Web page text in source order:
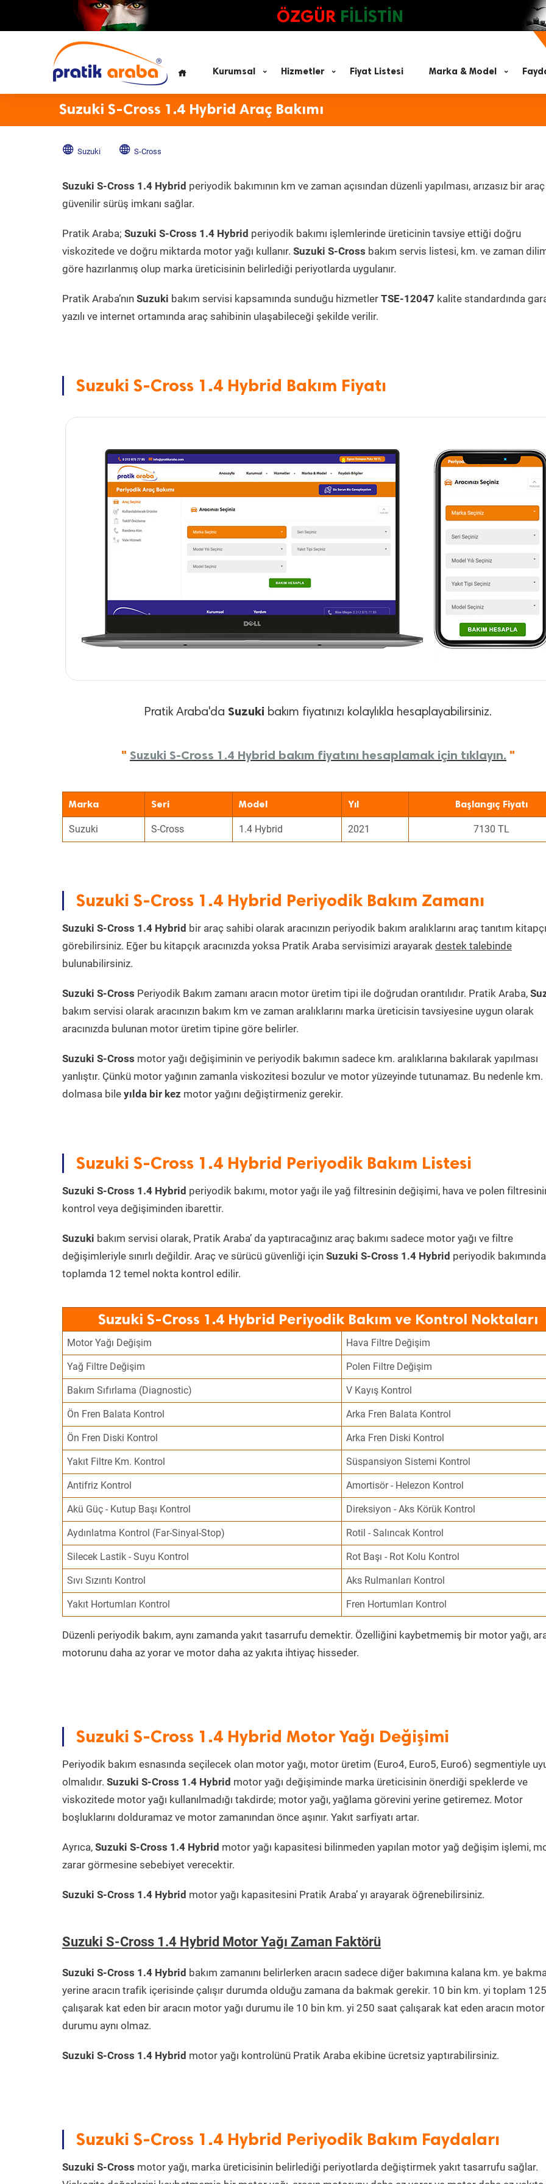
ÖZGÜR FİLİSTİN
Kurumsal Hizmetler Fiyat Listesi Marka & Model
Suzuki S-Cross 1.4 Hybrid Araç Bakımı
Suzuki S-Cross
Suzuki S-Cross 1.4 Hybrid periyodik bakımının km ve zaman açısından düzenli yapılması, arızasız bir
güvenilir sürüş imkanı sağlar.
Pratik Araba; Suzuki S-Cross 1.4 Hybrid periyodik bakımı işlemlerinde üreticinin tavsiye ettiği doğru
viskozitede ve doğru miktarda motor yağı kullanır. Suzuki S-Cross bakım servis listesi, km. ve zaman
göre hazırlanmış olup marka üreticisinin belirlediği periyotlarda uygulanır.
Pratik Araba’nın Suzuki bakım servisi kapsamında sunduğu hizmetler TSE-12047 kalite standardında
yazılı ve internet ortamında araç sahibinin ulaşabileceği şekilde verilir.
Suzuki S-Cross 1.4 Hybrid Bakım Fiyatı
Pratik Araba'da Suzuki bakım fiyatınızı kolaylıkla hesaplayabilirsiniz.
" Suzuki S-Cross 1.4 Hybrid bakım fiyatını hesaplamak için tıklayın. "
Marka Seri Model Yıl Başlangıç Fiyatı
Suzuki S-Cross 1.4 Hybrid 2021 7130 TL
Suzuki S-Cross 1.4 Hybrid Periyodik Bakım Zamanı
Suzuki S-Cross 1.4 Hybrid bir araç sahibi olarak aracınızın periyodik bakım aralıklarını araç tanıtım
görebilirsiniz. Eğer bu kitapçık aracınızda yoksa Pratik Araba servisimizi arayarak destek talebinde
bulunabilirsiniz.
Suzuki S-Cross Periyodik Bakım zamanı aracın motor üretim tipi ile doğrudan orantılıdır. Pratik Araba,
bakım servisi olarak aracınızın bakım km ve zaman aralıklarını marka üreticisin tavsiyesine uygun olarak
aracınızda bulunan motor üretim tipine göre belirler.
Suzuki S-Cross motor yağı değişiminin ve periyodik bakımın sadece km. aralıklarına bakılarak yapılması
yanlıştır. Çünkü motor yağının zamanla viskozitesi bozulur ve motor yüzeyinde tutunamaz. Bu nedenle
dolmasa bile yılda bir kez motor yağını değiştirmeniz gerekir.
Suzuki S-Cross 1.4 Hybrid Periyodik Bakım Listesi
Suzuki S-Cross 1.4 Hybrid periyodik bakımı, motor yağı ile yağ filtresinin değişimi, hava ve polen
kontrol veya değişiminden ibarettir.
Suzuki bakım servisi olarak, Pratik Araba’ da yaptıracağınız araç bakımı sadece motor yağı ve filtre
değişimleriyle sınırlı değildir. Araç ve sürücü güvenliği için Suzuki S-Cross 1.4 Hybrid periyodik bakımında
toplamda 12 temel nokta kontrol edilir.
Suzuki S-Cross 1.4 Hybrid Periyodik Bakım ve Kontrol Noktaları
Motor Yağı Değişim Hava Filtre Değişim
Yağ Filtre Değişim Polen Filtre Değişim
Bakım Sıfırlama (Diagnostic) V Kayış Kontrol
Ön Fren Balata Kontrol Arka Fren Balata Kontrol
Ön Fren Diski Kontrol Arka Fren Diski Kontrol
Yakıt Filtre Km. Kontrol Süspansiyon Sistemi Kontrol
Antifriz Kontrol Amortisör - Helezon Kontrol
Akü Güç - Kutup Başı Kontrol Direksiyon - Aks Körük Kontrol
Aydınlatma Kontrol (Far-Sinyal-Stop) Rotil - Salıncak Kontrol
Silecek Lastik - Suyu Kontrol Rot Başı - Rot Kolu Kontrol
Sıvı Sızıntı Kontrol Aks Rulmanları Kontrol
Yakıt Hortumları Kontrol Fren Hortumları Kontrol
Düzenli periyodik bakım, aynı zamanda yakıt tasarrufu demektir. Özelliğini kaybetmemiş bir motor yağı,
motorunu daha az yorar ve motor daha az yakıta ihtiyaç hisseder.
Suzuki S-Cross 1.4 Hybrid Motor Yağı Değişimi
Periyodik bakım esnasında seçilecek olan motor yağı, motor üretim (Euro4, Euro5, Euro6) segmentiyle
olmalıdır. Suzuki S-Cross 1.4 Hybrid motor yağı değişiminde marka üreticisinin önerdiği speklerde ve
viskozitede motor yağı kullanılmadığı takdirde; motor yağı, yağlama görevini yerine getiremez. Motor
boşluklarını dolduramaz ve motor zamanından önce aşınır. Yakıt sarfiyatı artar.
Ayrıca, Suzuki S-Cross 1.4 Hybrid motor yağı kapasitesi bilinmeden yapılan motor yağ değişim işlemi,
zarar görmesine sebebiyet verecektir.
Suzuki S-Cross 1.4 Hybrid motor yağı kapasitesini Pratik Araba’ yı arayarak öğrenebilirsiniz.
Suzuki S-Cross 1.4 Hybrid Motor Yağı Zaman Faktörü
Suzuki S-Cross 1.4 Hybrid bakım zamanını belirlerken aracın sadece diğer bakımına kalana km. ye
yerine aracın trafik içerisinde çalışır durumda olduğu zamana da bakmak gerekir. 10 bin km. yi toplam
çalışarak kat eden bir aracın motor yağı durumu ile 10 bin km. yi 250 saat çalışarak kat eden aracın motor
durumu aynı olmaz.
Suzuki S-Cross 1.4 Hybrid motor yağı kontrolünü Pratik Araba ekibine ücretsiz yaptırabilirsiniz.
Suzuki S-Cross 1.4 Hybrid Periyodik Bakım Faydaları
Suzuki S-Cross motor yağı, marka üreticisinin belirlediği periyotlarda değiştirmek yakıt tasarrufu sağlar.